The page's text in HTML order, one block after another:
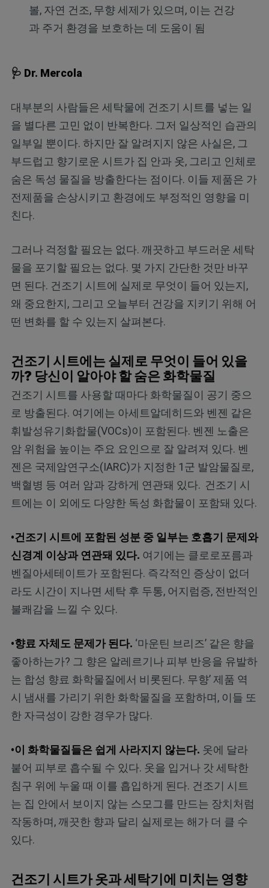
볼, 자연 건조, 무향 세제가 있으며, 이는 건강
과 주거 환경을 보호하는 데 도움이 됨
🩺 Dr. Mercola
대부분의 사람들은 세탁물에 건조기 시트를 넣는 일
을 별다른 고민 없이 반복한다. 그저 일상적인 습관의
일부일 뿐이다. 하지만 잘 알려지지 않은 사실은, 그
부드럽고 향기로운 시트가 집 안과 옷, 그리고 인체로
숨은 독성 물질을 방출한다는 점이다. 이들 제품은 가
전제품을 손상시키고 환경에도 부정적인 영향을 미
친다.
그러나 걱정할 필요는 없다. 깨끗하고 부드러운 세탁
물을 포기할 필요는 없다. 몇 가지 간단한 것만 바꾸
면 된다. 건조기 시트에 실제로 무엇이 들어 있는지,
왜 중요한지, 그리고 오늘부터 건강을 지키기 위해 어
떤 변화를 할 수 있는지 살펴본다.
건조기 시트에는 실제로 무엇이 들어 있을
까? 당신이 알아야 할 숨은 화학물질
건조기 시트를 사용할 때마다 화학물질이 공기 중으
로 방출된다. 여기에는 아세트알데히드와 벤젠 같은
휘발성유기화합물(VOCs)이 포함된다. 벤젠 노출은
암 위험을 높이는 주요 요인으로 잘 알려져 있다. 벤
젠은 국제암연구소(IARC)가 지정한 1군 발암물질로,
백혈병 등 여러 암과 강하게 연관돼 있다. 건조기 시
트에는 이 외에도 다양한 독성 화합물이 포함돼 있다.
•건조기 시트에 포함된 성분 중 일부는 호흡기 문제와
신경계 이상과 연관돼 있다. 여기에는 클로로포름과
벤질아세테이트가 포함된다. 즉각적인 증상이 없더
라도 시간이 지나면 세탁 후 두통, 어지럼증, 전반적인
불쾌감을 느낄 수 있다.
•향료 자체도 문제가 된다. ‘마운틴 브리즈’ 같은 향을
좋아하는가? 그 향은 알레르기나 피부 반응을 유발하
는 합성 향료 화학물질에서 비롯된다. 무향’ 제품 역
시 냄새를 가리기 위한 화학물질을 포함하며, 이들 또
한 자극성이 강한 경우가 많다.
•이 화학물질들은 쉽게 사라지지 않는다. 옷에 달라
붙어 피부로 흡수될 수 있다. 옷을 입거나 갓 세탁한
침구 위에 누울 때 이를 흡입하게 된다. 건조기 시트
는 집 안에서 보이지 않는 스모그를 만드는 장치처럼
작동하며, 깨끗한 향과 달리 실제로는 해가 더 클 수
있다.
건조기 시트가 옷과 세탁기에 미치는 영향